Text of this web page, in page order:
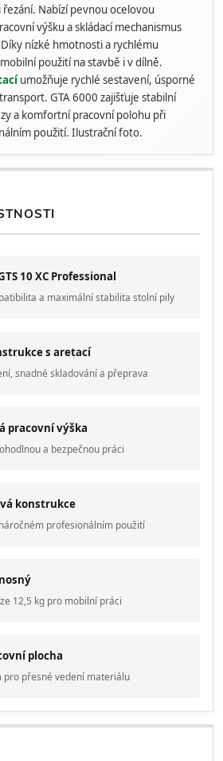
Nabízí pevnou ocelovou
výšku a skládací mechanismus
nízké hmotnosti a rychlému
použití na stavbě i v dílně.
umožňuje rychlé sestavení, úsporné
GTA 6000 zajišťuje stabilní
a komfortní pracovní polohu při
použití. Ilustrační foto.
10 XC Professional
a maximální stabilita stolní pily
s aretací
snadné skladování a přeprava
pracovní výška
a bezpečnou práci
konstrukce
profesionálním použití
12,5 kg pro mobilní práci
plocha
pro přesné vedení materiálu